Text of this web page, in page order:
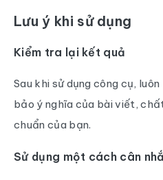
Lưu ý khi sử dụng
Kiểm tra lại kết quả
Sau khi sử dụng công cụ,
bảo ý nghĩa của bài viết,
chuẩn của bạn.
Sử dụng một cách cân